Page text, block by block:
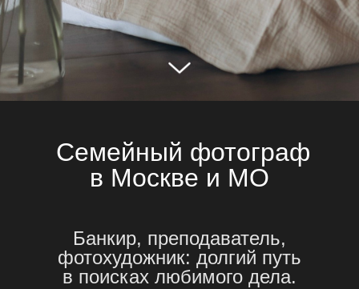
Семейный фотограф
в Москве и МО
Банкир, преподаватель,
фотохудожник: долгий путь
в поисках любимого дела.